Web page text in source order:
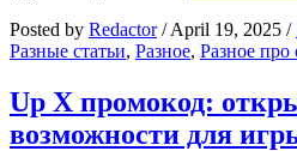
Posted by Redactor / April 19, 2025 /
Разные статьи, Разное, Разное про
Up X промокод:
возможности для